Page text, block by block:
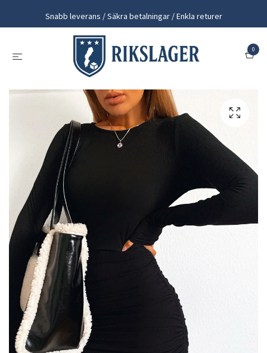
Snabb leverans / Säkra betalningar / Enkla returer
0